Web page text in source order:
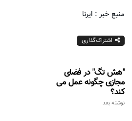
منبع خبر : ایرنا
اشتراک‌گذاری
"هش تگ" در فضای
مجازی چگونه عمل می
کند؟
نوشته بعد